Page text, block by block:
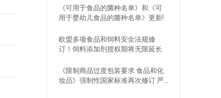
《可用于食品的菌种名单》和《可
用于婴幼儿食品的菌种名单》更新!
欧盟多项食品和饲料安全法规修
订！饲料添加剂授权期将无限延长
《限制商品过度包装要求 食品和化
妆品》强制性国家标准再次修订 严